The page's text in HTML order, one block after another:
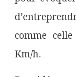
comme
Km/h.